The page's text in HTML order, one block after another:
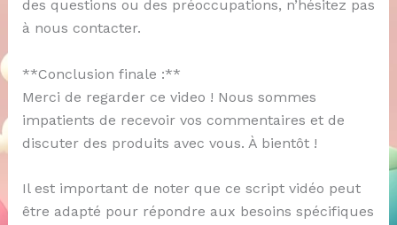
des questions ou des préoccupations, n’hésitez pas
à nous contacter.
**Conclusion finale :**
Merci de regarder ce video ! Nous sommes
impatients de recevoir vos commentaires et de
discuter des produits avec vous. À bientôt !
Il est important de noter que ce script vidéo peut
être adapté pour répondre aux besoins spécifiques